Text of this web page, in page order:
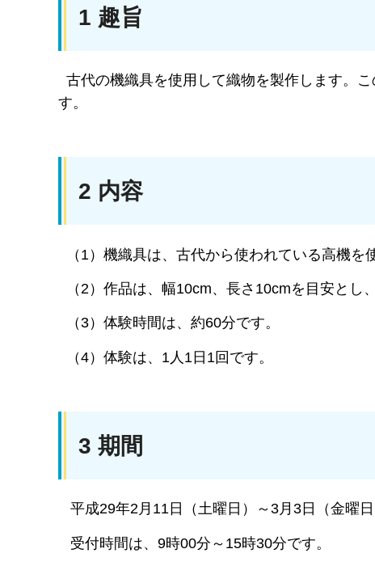
1 趣旨
古代の機織具を使用して織物を製作します。
す。
2 内容
（1）機織具は、古代から使われている高機を
（2）作品は、幅10cm、長さ10cmを目安とし
（3）体験時間は、約60分です。
（4）体験は、1人1日1回です。
3 期間
平成29年2月11日（土曜日）～3月3日（金曜日
受付時間は、9時00分～15時30分です。